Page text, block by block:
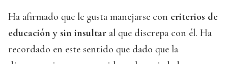
Ha afirmado que le gusta manejarse con criterios de
educación y sin insultar al que discrepa con él. Ha
recordado en este sentido que dado que la